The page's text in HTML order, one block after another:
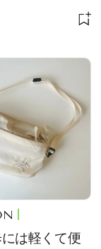
は軽くて便